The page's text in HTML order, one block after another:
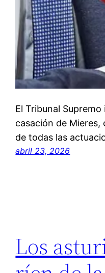
El Tribunal
casación de
de todas las
abril 23, 2026
Los